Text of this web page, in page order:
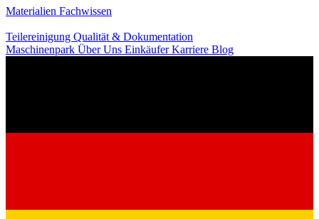
Materialien Fachwissen
Teilereinigung Qualität & Dokumentation
Maschinenpark Über Uns EinkäuferKarriere Blog